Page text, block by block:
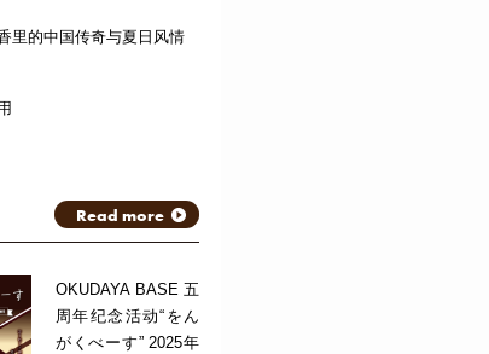
里的中国传奇与夏日风情
Read more
OKUDAYA BASE 五
周年纪念活动“をん
がくべーす” 2025年